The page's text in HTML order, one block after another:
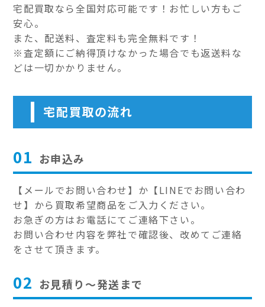
宅配買取なら全国対応可能です！お忙しい方もご
安心。
また、配送料、査定料も完全無料です！
※査定額にご納得頂けなかった場合でも返送料な
どは一切かかりません。
宅配買取の流れ
01 お申込み
【メールでお問い合わせ】か【LINEでお問い合わ
せ】から買取希望商品をご入力ください。
お急ぎの方はお電話にてご連絡下さい。
お問い合わせ内容を弊社で確認後、改めてご連絡
をさせて頂きます。
02 お見積り～発送まで